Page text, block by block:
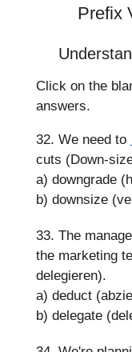
Prefix
Click on the
answers.
32. We need to
cuts (Down-
a) downgrade
b) downsize
33. The
the marketing
delegieren).
a) deduct
b) delegate